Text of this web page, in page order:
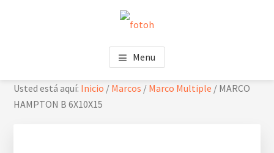
Menu
Usted está aquí: Inicio / Marcos / Marco Multiple / MARCO
HAMPTON B 6X10X15